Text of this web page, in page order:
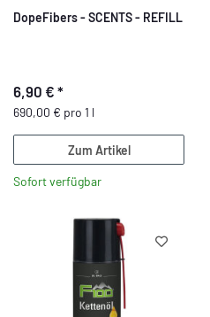
DopeFibers - SCENTS - REFILL
6,90 € *
690,00 € pro 1 l
Zum Artikel
Sofort verfügbar